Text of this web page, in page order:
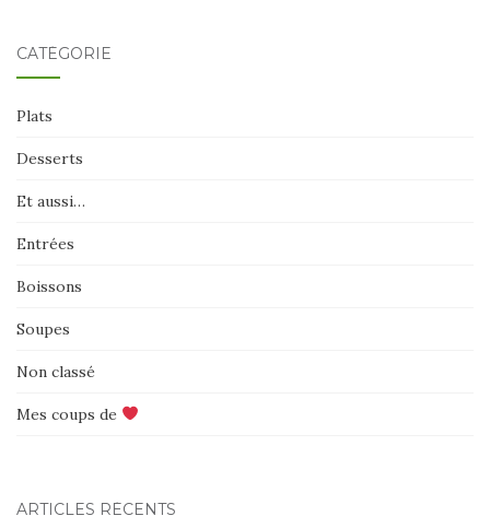
CATÉGORIE
Plats
Desserts
Et aussi…
Entrées
Boissons
Soupes
Non classé
Mes coups de
ARTICLES RÉCENTS